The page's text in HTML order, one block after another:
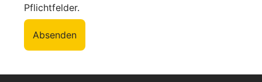
Pflichtfelder.
Absenden